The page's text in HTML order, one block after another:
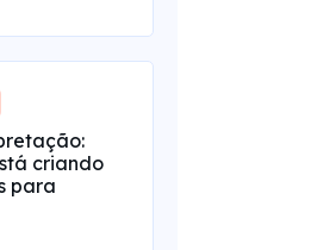
criando
para